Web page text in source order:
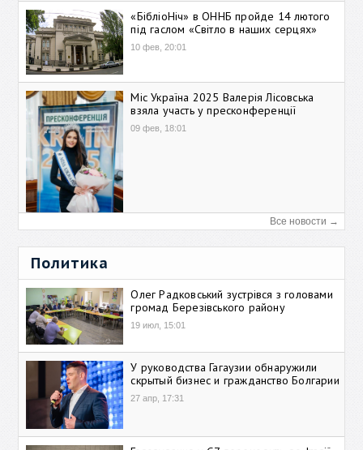
«БібліоНіч» в ОННБ пройде 14 лютого
під гаслом «Світло в наших серцях»
10 фев, 20:01
Міс Україна 2025 Валерія Лісовська
взяла участь у пресконференції
09 фев, 18:01
Все новости →
Политика
Олег Радковський зустрівся з головами
громад Березівського району
19 июл, 15:01
У руководства Гагаузии обнаружили
скрытый бизнес и гражданство Болгарии
27 апр, 17:31